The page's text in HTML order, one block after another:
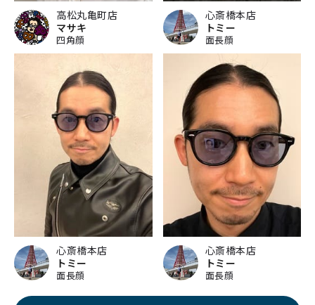
高松丸亀町店
マサキ
四角顔
心斎橋本店
トミー
面長顔
心斎橋本店
トミー
面長顔
心斎橋本店
トミー
面長顔